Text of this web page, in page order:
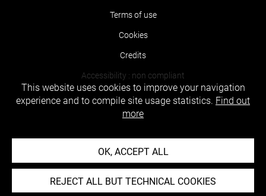
Terms of use
Cookies
Credits
Accessibility : non compliant
This website uses cookies to improve your navigation
experience and to compile site usage statistics. Find out
more
OK, ACCEPT ALL
REJECT ALL BUT TECHNICAL COOKIES